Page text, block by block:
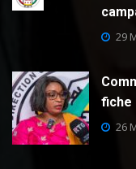
29
fiche
26